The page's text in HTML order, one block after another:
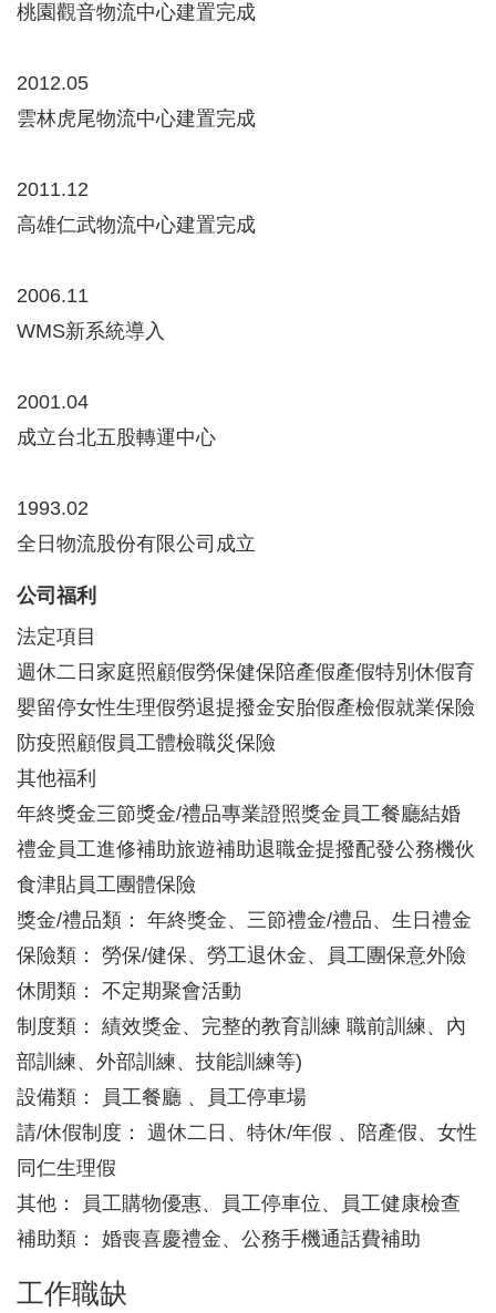
桃園觀音物流中心建置完成
2012.05
雲林虎尾物流中心建置完成
2011.12
高雄仁武物流中心建置完成
2006.11
WMS新系統導入
2001.04
成立台北五股轉運中心
1993.02
全日物流股份有限公司成立
公司福利
法定項目
週休二日家庭照顧假勞保健保陪產假產假特別休假育
嬰留停女性生理假勞退提撥金安胎假產檢假就業保險
防疫照顧假員工體檢職災保險
其他福利
年終獎金三節獎金/禮品專業證照獎金員工餐廳結婚
禮金員工進修補助旅遊補助退職金提撥配發公務機伙
食津貼員工團體保險
獎金/禮品類： 年終獎金、三節禮金/禮品、生日禮金
保險類： 勞保/健保、勞工退休金、員工團保意外險
休閒類： 不定期聚會活動
制度類： 績效獎金、完整的教育訓練 職前訓練、內
部訓練、外部訓練、技能訓練等)
設備類： 員工餐廳 、員工停車場
請/休假制度： 週休二日、特休/年假 、陪產假、女性
同仁生理假
其他： 員工購物優惠、員工停車位、員工健康檢查
補助類： 婚喪喜慶禮金、公務手機通話費補助
工作職缺